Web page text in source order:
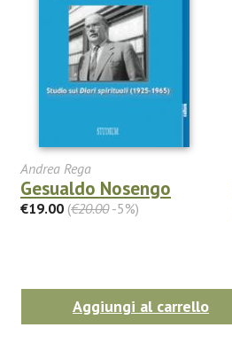
Andrea Rega
Gesualdo Nosengo
€19.00 (€20.00-5%)
Aggiungi al carrello